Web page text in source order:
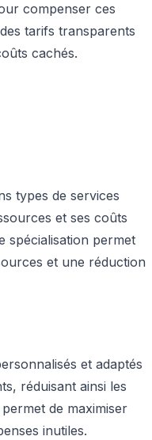
compenser ces
tarifs transparents
cachés.
types de services
et ses coûts
spécialisation permet
et une réduction
et adaptés
réduisant ainsi les
de maximiser
inutiles.